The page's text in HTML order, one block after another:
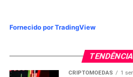
Fornecido por TradingView
TENDÊNCIA
CRIPTOMOEDAS 1